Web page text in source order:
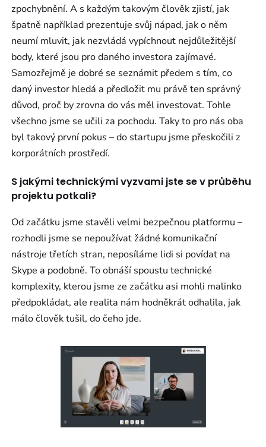
zpochybnění. A s každým takovým člověk zjistí, jak
špatně například prezentuje svůj nápad, jak o něm
neumí mluvit, jak nezvládá vypíchnout nejdůležitější
body, které jsou pro daného investora zajímavé.
Samozřejmě je dobré se seznámit předem s tím, co
daný investor hledá a předložit mu právě ten správný
důvod, proč by zrovna do vás měl investovat. Tohle
všechno jsme se učili za pochodu. Taky to pro nás oba
byl takový první pokus – do startupu jsme přeskočili z
korporátních prostředí.
S jakými technickými vyzvami jste se v průběhu
projektu potkali?
Od začátku jsme stavěli velmi bezpečnou platformu –
rozhodli jsme se nepoužívat žádné komunikační
nástroje třetích stran, neposíláme lidi si povídat na
Skype a podobně. To obnáší spoustu technické
komplexity, kterou jsme ze začátku asi mohli malinko
předpokládat, ale realita nám hodněkrát odhalila, jak
málo člověk tušil, do čeho jde.